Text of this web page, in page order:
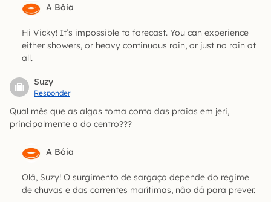
A Bóia
Hi Vicky! It’s impossible to forecast. You can experience
either showers, or heavy continuous rain, or just no rain at
all.
Suzy
Responder
Qual mês que as algas toma conta das praias em jeri,
principalmente a do centro???
A Bóia
Olá, Suzy! O surgimento de sargaço depende do regime
de chuvas e das correntes marítimas, não dá para prever.